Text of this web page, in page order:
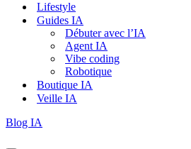
Lifestyle
Guides IA
Débuter avec l’IA
Agent IA
Vibe coding
Robotique
Boutique IA
Veille IA
Blog IA